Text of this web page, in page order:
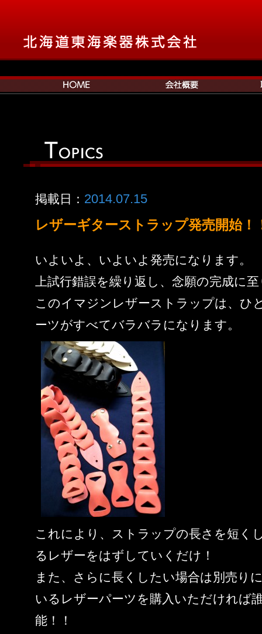
掲載日： 2014.07.15
レザーギターストラップ発売
いよいよ、いよいよ発売になります。
上試行錯誤を繰り返し、念願の完成に
このイマジンレザーストラップは、ひ
ーツがすべてバラバラになります。
これにより、ストラップの長さを短く
るレザーをはずしていくだけ！
また、さらに長くしたい場合は別売り
いるレザーパーツを購入いただければ
能！！